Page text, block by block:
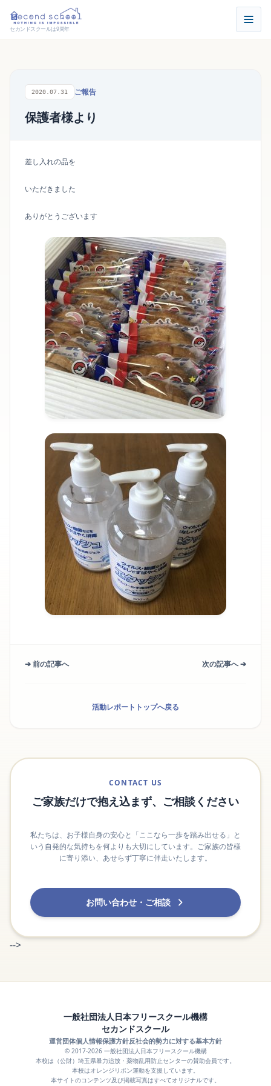
セカンドスクールは9周年
2020.07.31 ご報告
保護者様より
差し入れの品を
いただきました
ありがとうございます
➔ 前の記事へ 次の記事へ ➔
活動レポートトップへ戻る
CONTACT US
ご家族だけで抱え込まず、ご相談ください
私たちは、お子様自身の安心と「ここなら一歩を踏み出せる」と
いう自発的な気持ちを何よりも大切にしています。ご家族の皆様
に寄り添い、あせらず丁寧に伴走いたします。
お問い合わせ・ご相談
-->
一般社団法人日本フリースクール機構
セカンドスクール
運営団体個人情報保護方針反社会的勢力に対する基本方針
© 2017-2026 一般社団法人日本フリースクール機構
本校は（公財）埼玉県暴力追放・薬物乱用防止センターの賛助会員です。
本校はオレンジリボン運動を支援しています。
本サイトのコンテンツ及び掲載写真はすべてオリジナルです。